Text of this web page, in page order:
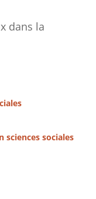
dans la
sciences sociales